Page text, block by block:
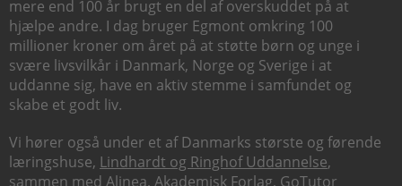
mere end 100 år brugt en del af overskuddet på at
hjælpe andre. I dag bruger Egmont omkring 100
millioner kroner om året på at støtte børn og unge i
svære livsvilkår i Danmark, Norge og Sverige i at
uddanne sig, have en aktiv stemme i samfundet og
skabe et godt liv.
Vi hører også under et af Danmarks største og førende
læringshuse, Lindhardt og Ringhof Uddannelse,
sammen med Alinea, Akademisk Forlag, GoTutor